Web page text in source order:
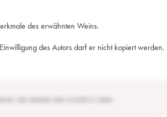
des erwähnten Weins.
des Autors darf er nicht kopiert werden.